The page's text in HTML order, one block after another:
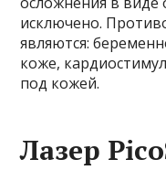
исключено.
являются:
коже,
под кожей.
Лазер